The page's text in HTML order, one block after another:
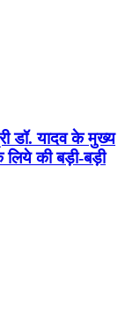
डॉ. यादव के मुख्य
की बड़ी-बड़ी